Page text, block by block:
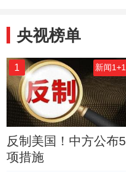
央视榜单
1 新闻1+1
反制美国！中方公布5
项措施